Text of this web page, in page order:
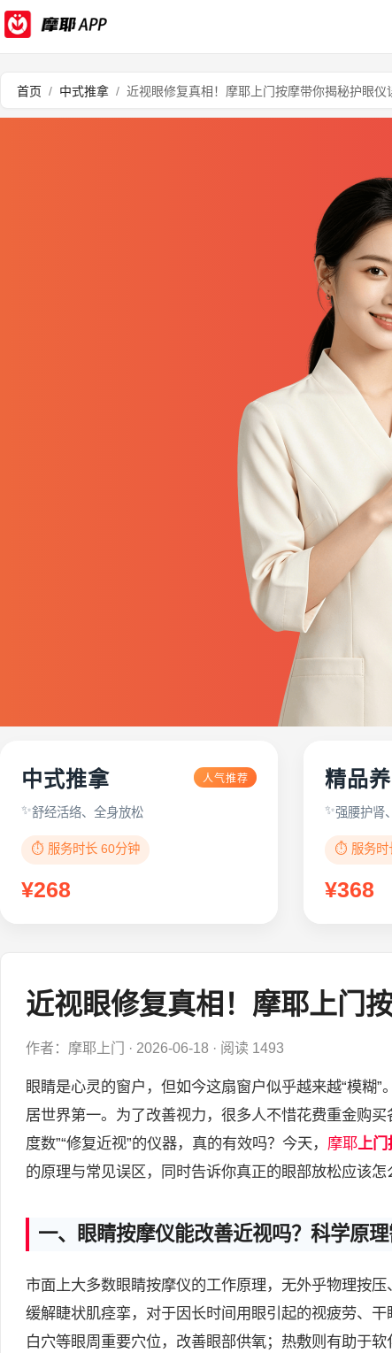
首页 / 中式推拿 / 近视眼修复真相！摩耶上门按摩带你揭秘护眼仪
中式推拿 人气推荐
舒经活络、全身放松
⏱️ 服务时长 60分钟
¥268
精品
强腰护肾
⏱️ 服务时
¥368
近视眼修复真相！摩耶上门
作者：摩耶上门 · 2026-06-18 · 阅读 1493
眼睛是心灵的窗户，但如今这扇窗户似乎越来越“模糊
居世界第一。为了改善视力，很多人不惜花费重金购买
度数”“修复近视”的仪器，真的有效吗？今天， 摩耶上门
的原理与常见误区，同时告诉你真正的眼部放松应该怎
一、眼睛按摩仪能改善近视吗？科学原
市面上大多数眼睛按摩仪的工作原理，无外乎物理按
缓解睫状肌痉挛，对于因长时间用眼引起的视疲劳、干
白穴等眼周重要穴位，改善眼部供氧；热敷则有助于软